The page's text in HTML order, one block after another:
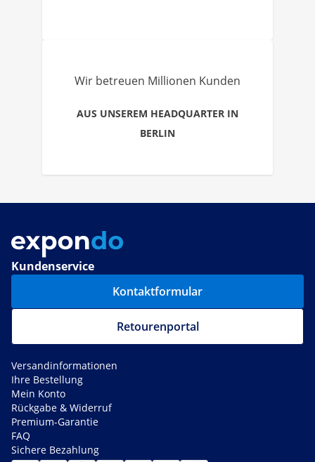
Wir betreuen Millionen Kunden
AUS UNSEREM HEADQUARTER IN
BERLIN
Kundenservice
Kontaktformular
Retourenportal
Versandinformationen
Ihre Bestellung
Mein Konto
Rückgabe & Widerruf
Premium-Garantie
FAQ
Sichere Bezahlung